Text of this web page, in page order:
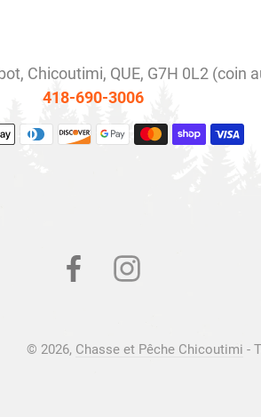
Chicoutimi, QUE, G7H 0L2 (coin
418-690-3006
FacebookInstagram
© 2026, Chasse et Pêche Chicoutimi -